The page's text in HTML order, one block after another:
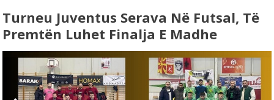
Turneu Juventus Serava Në Futsal, Të
Premtën Luhet Finalja E Madhe